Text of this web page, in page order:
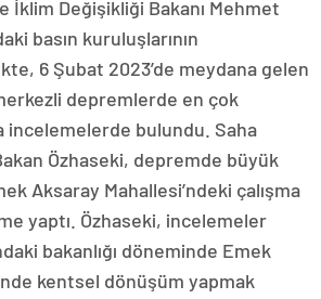
İklim Değişikliği Bakanı Mehmet
basın kuruluşlarının
6 Şubat 2023’de meydana gelen
depremlerde en çok
incelemelerde bulundu. Saha
Özhaseki, depremde büyük
Aksaray Mahallesi’ndeki çalışma
yaptı. Özhaseki, incelemeler
bakanlığı döneminde Emek
kentsel dönüşüm yapmak